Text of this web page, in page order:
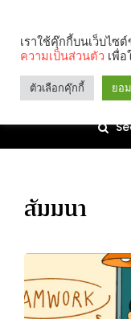
สัมมนา
เราใช้คุ๊กกี้บนเว็บไซ
ความเป็นส่วนตัว เพื่อ
ตัวเลือกคุ๊กกี้ ยอ